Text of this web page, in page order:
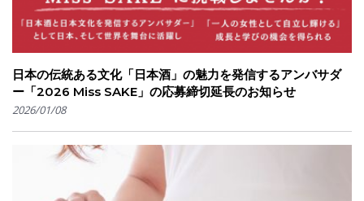
日本の伝統ある⽂化「日本酒」の魅⼒を発信するアンバサダ
ー「2026 Miss SAKE」の応募締切延長のお知らせ
2026/01/08